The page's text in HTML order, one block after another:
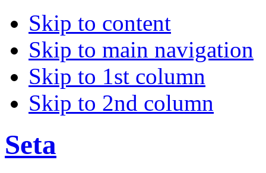
Skip to content
Skip to main navigation
Skip to 1st column
Skip to 2nd column
Seta